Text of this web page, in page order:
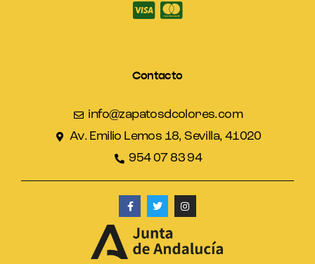
Contacto
info@zapatosdcolores.com
Av. Emilio Lemos 18, Sevilla, 41020
954 07 83 94